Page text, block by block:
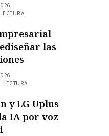
las
LECTURA
y LG Uplus
IA por voz